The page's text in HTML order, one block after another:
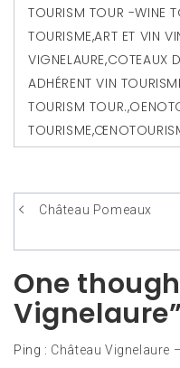
TOURISM TOUR -WINE
TOURISME,ART ET VIN
VIGNELAURE,COTEAUX
ADHÉRENT VIN
TOURISM TOUR.,
TOURISME,
Navigation
de
l’article
Château Pomeaux
One
Ping : Château Vignelaure